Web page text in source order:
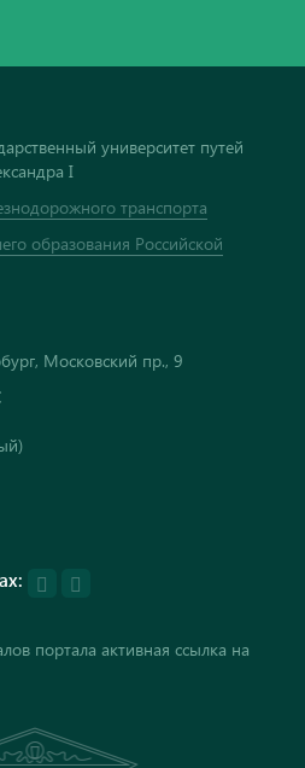
университет путей
I
транспорта
образования Российской
Московский пр., 9
портала активная ссылка на